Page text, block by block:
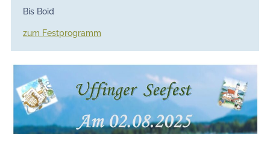
Bis Boid
zum Festprogramm